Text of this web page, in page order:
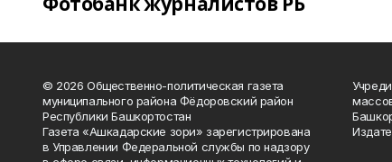
© 2026 Общественно-политическая газета
муниципального района Фёдоровский район
Республики Башкортостан
Газета «Ашкадарские зори» зарегистрирована
в Управлении Федеральной службы по надзору